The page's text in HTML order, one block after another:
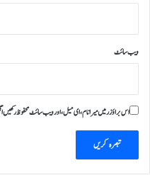
ویب‌ سائٹ
اس براؤزر میں میرا نام، ای میل، اور ویب سائٹ محفوظ